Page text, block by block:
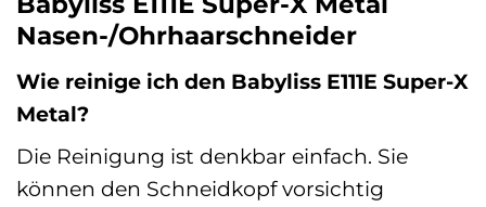
Nasen-/Ohrhaarschneider
Wie reinige ich den Babyliss E111E Super-X
Metal?
Die Reinigung ist denkbar einfach. Sie
können den Schneidkopf vorsichtig